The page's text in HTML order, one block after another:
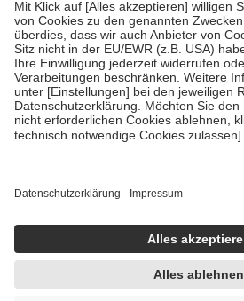
fallenkeine Zuzahlungenan bei:
• Kindern und Jugendlichen bis zum
mit Ausnahme der Fahrkosten
• Untersuchungen zur Vorsorge und
GKV getragen werden
• empfohlenen Schutzimpfungen
• Harn- und Blutteststreifen
getroffen, um sicherzustellen, dass es
https://help.etrusted.com/hc/de/articles/
Einige Bilder und Inhalte wurden unter